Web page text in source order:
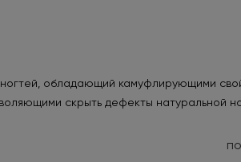
обладающий камуфлирующими
скрыть дефекты натуральной